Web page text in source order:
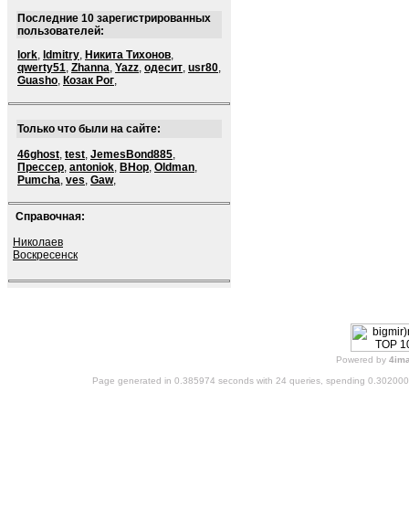
Последние 10 зарегистрированных
пользователей:
lork, ldmitry, Никита Тихонов,
qwerty51, Zhanna, Yazz, одесит, usr80,
Guasho, Козак Рог,
Только что были на сайте:
46ghost, test, JemesBond885,
Прессер, antoniok, BHop, Oldman,
Pumcha, ves, Gaw,
Справочная:
Николаев
Воскресенск
Powered by
Page generated in 0.385974 seconds with 24 queries, spending